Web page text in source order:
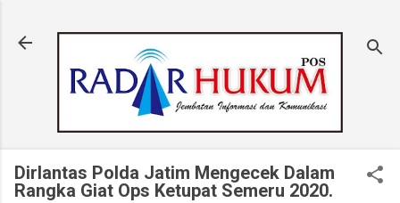
Dirlantas Polda Jatim Mengecek Dalam
Rangka Giat Ops Ketupat Semeru 2020.